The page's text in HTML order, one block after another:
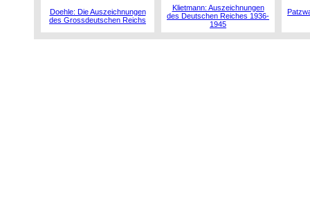
Doehle: Die Auszeichnungen
des Grossdeutschen Reichs
Klietmann: Auszeichnungen
des Deutschen Reiches 1936-
1945